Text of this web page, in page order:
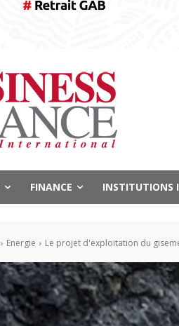
FINANCE INSTITUTIONS
Energie Le projet d'exploitation du